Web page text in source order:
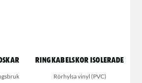
Ringkabelskor Isolerade
Rörhylsa vinyl (PVC)